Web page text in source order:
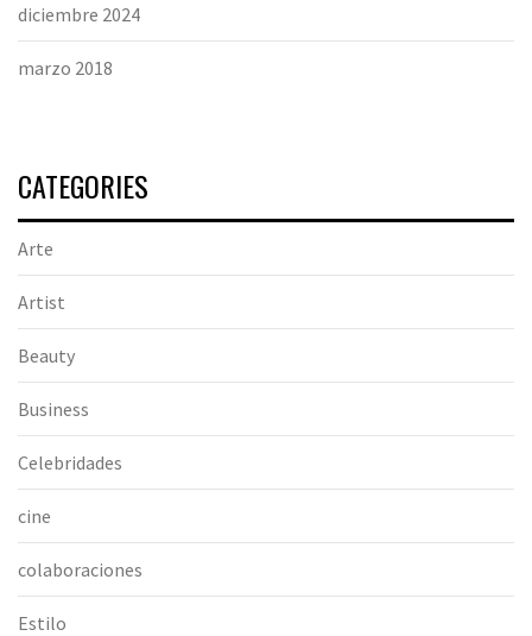
diciembre 2024
marzo 2018
CATEGORIES
Arte
Artist
Beauty
Business
Celebridades
cine
colaboraciones
Estilo